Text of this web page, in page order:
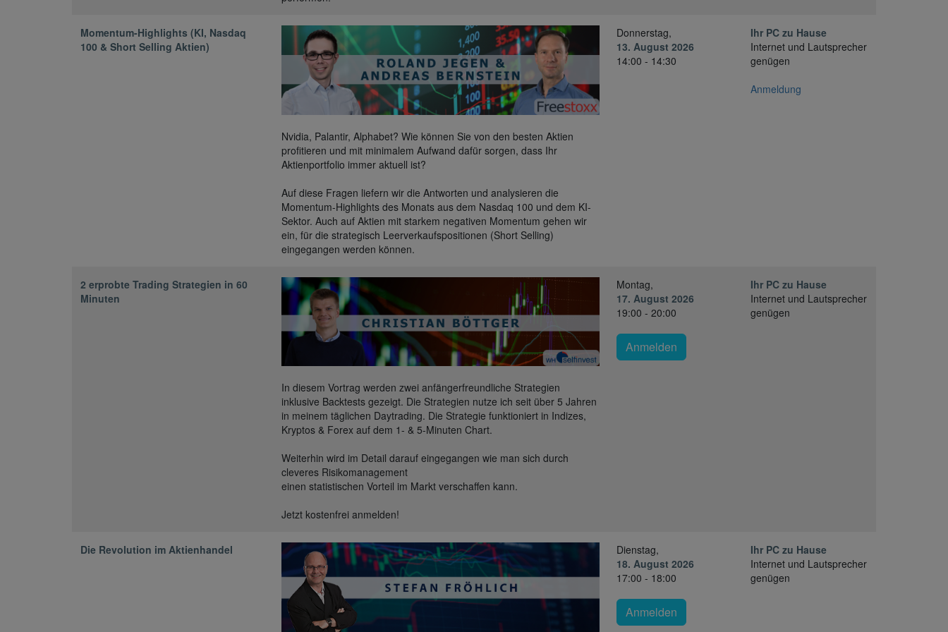
Momentum-Highlights (KI, Nasdaq
100 & Short Selling Aktien)
Nvidia, Palantir, Alphabet? Wie können Sie von den besten Aktien
profitieren und mit minimalem Aufwand dafür sorgen, dass Ihr
Aktienportfolio immer aktuell ist?
Auf diese Fragen liefern wir die Antworten und analysieren die
Momentum-Highlights des Monats aus dem Nasdaq 100 und dem KI-
Sektor. Auch auf Aktien mit starkem negativen Momentum gehen wir
ein, für die strategisch Leerverkaufspositionen (Short Selling)
eingegangen werden können.
Donnerstag,
13. August 2026
14:00 - 14:30
Ihr PC zu Hause
Internet und Lautsprecher
genügen
Anmeldung
2 erprobte Trading Strategien in 60
Minuten
In diesem Vortrag werden zwei anfängerfreundliche Strategien
inklusive Backtests gezeigt. Die Strategien nutze ich seit über 5 Jahren
in meinem täglichen Daytrading. Die Strategie funktioniert in Indizes,
Kryptos & Forex auf dem 1- & 5-Minuten Chart.
Weiterhin wird im Detail darauf eingegangen wie man sich durch
cleveres Risikomanagement
einen statistischen Vorteil im Markt verschaffen kann.
Jetzt kostenfrei anmelden!
Montag,
17. August 2026
19:00 - 20:00
Anmelden
Ihr PC zu Hause
Internet und Lautsprecher
genügen
Die Revolution im Aktienhandel
Dienstag,
18. August 2026
17:00 - 18:00
Anmelden
Ihr PC zu Hause
Internet und Lautsprecher
genügen